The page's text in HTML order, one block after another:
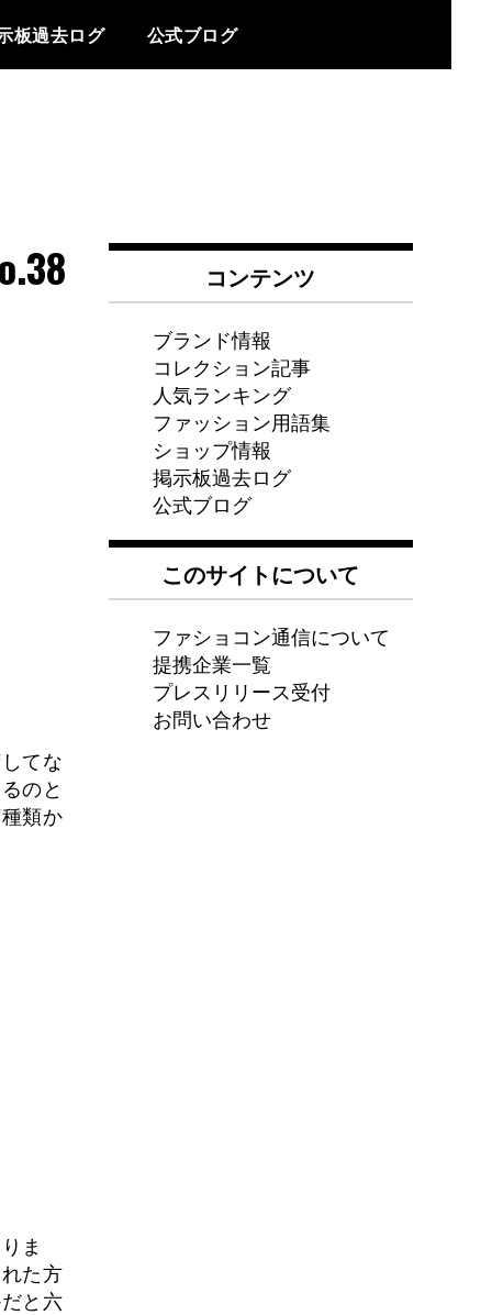
板過去ログ 公式ブログ
てな
のと
類か
ま
た方
と六
コンテンツ
ブランド情報
コレクション記事
人気ランキング
ファッション用語集
ショップ情報
掲示板過去ログ
公式ブログ
このサイトについて
ファショコン通信について
提携企業一覧
プレスリリース受付
お問い合わせ